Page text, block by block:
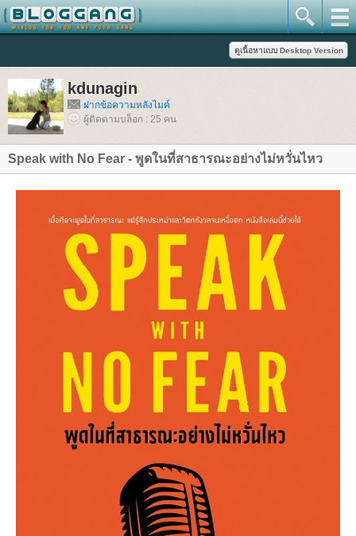
kdunagin
ฝากข้อความหลังไมค์
ผู้ติดตามบล็อก : 25 คน
Speak with No Fear - พูดในที่สาธารณะอย่างไม่หวั่นไหว